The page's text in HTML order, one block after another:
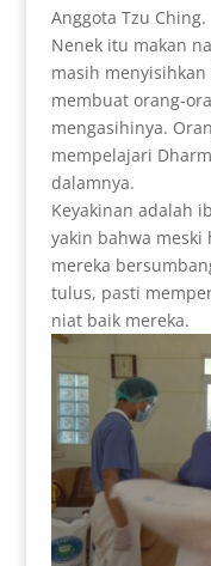
Anggota Tzu Ching.
Nenek itu makan
masih
membuat orang-
mengasihinya.
mempelajari
dalamnya.
Keyakinan adalah
yakin bahwa meski
mereka
tulus, pasti
niat baik mereka.